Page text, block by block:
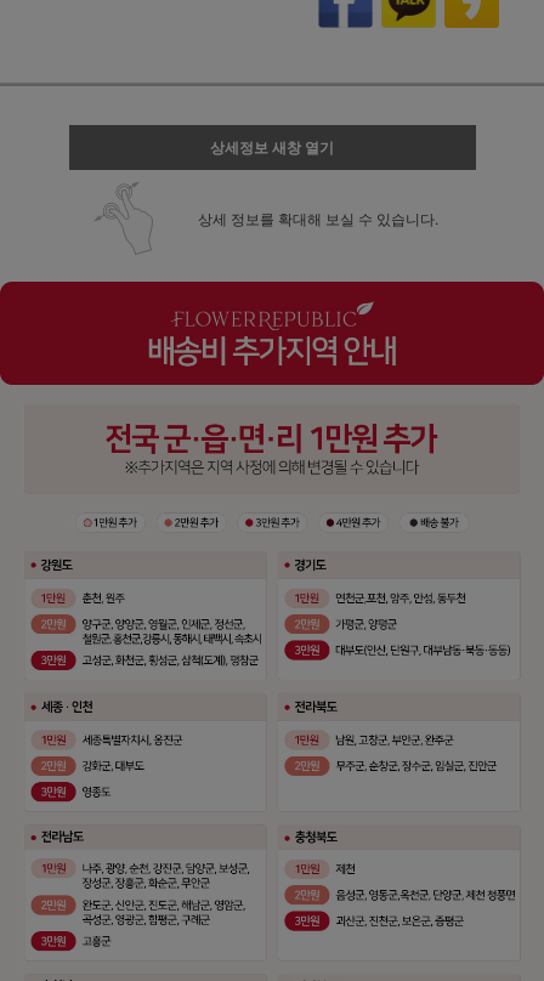
상세정보 새창 열기
상세 정보를 확대해 보실 수 있습니다.